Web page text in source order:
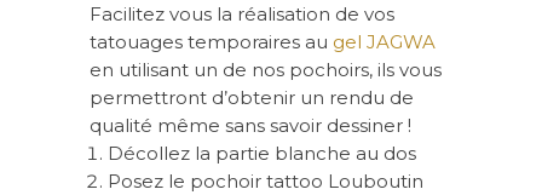
Facilitez vous la réalisation de vos
tatouages temporaires au gel JAGWA
en utilisant un de nos pochoirs, ils vous
permettront d’obtenir un rendu de
qualité même sans savoir dessiner !
Décollez la partie blanche au dos
Posez le pochoir tattoo Louboutin